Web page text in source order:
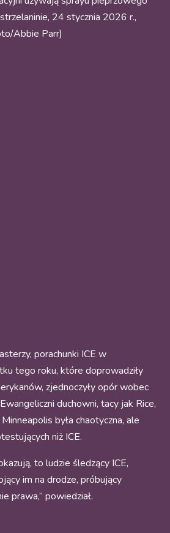
24 stycznia 2026 r.,
Abbie Parr)
porachunki ICE w
tego roku, które doprowadziły
zjednoczyły opór wobec
duchowni, tacy jak Rice,
była chaotyczna, ale
niż ICE.
to ludzie śledzący ICE,
im na drodze, próbujący
prawa,” powiedział.